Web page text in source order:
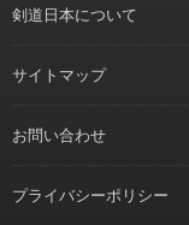
剣道日本について
サイトマップ
お問い合わせ
プライバシーポリシー